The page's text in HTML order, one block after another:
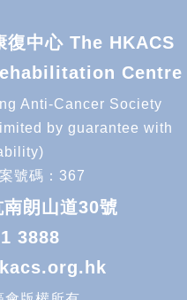
復中心 The HKACS
Centre
Anti-Cancer Society
by guarantee with
號碼：367
朗山道30號
3888